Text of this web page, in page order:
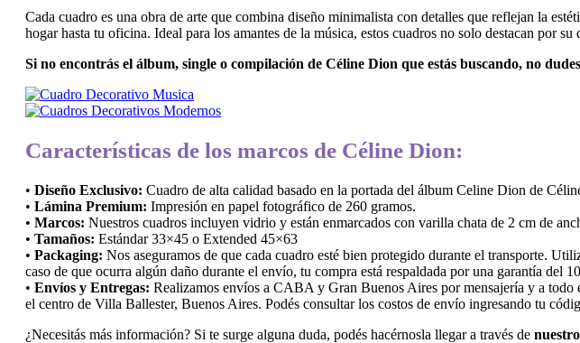
Cada cuadro es una obra de arte que combina diseño minimalista con detalles que reflejan la
hogar hasta tu oficina. Ideal para los amantes de la música, estos cuadros no solo destacan por
Si no encontrás el álbum, single o compilación de Céline Dion que estás buscando, no
Características de los marcos de Céline Dion:
• Diseño Exclusivo: Cuadro de alta calidad basado en la portada del álbum Celine Dion de
• Lámina Premium: Impresión en papel fotográfico de 260 gramos.
• Marcos: Nuestros cuadros incluyen vidrio y están enmarcados con varilla chata de 2 cm de
• Tamaños: Estándar 33×45 o Extended 45×63
• Packaging: Nos aseguramos de que cada cuadro esté bien protegido durante el transporte.
caso de que ocurra algún daño durante el envío, tu compra está respaldada por una garantía del
• Envíos y Entregas: Realizamos envíos a CABA y Gran Buenos Aires por mensajería y a
el centro de Villa Ballester, Buenos Aires. Podés consultar los costos de envío ingresando tu
¿Necesitás más información? Si te surge alguna duda, podés hacérnosla llegar a través de nuestro